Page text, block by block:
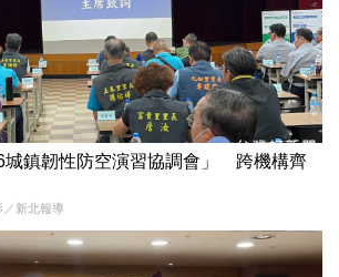
城鎮韌性防空演習協調會」 跨機構齊
新北報導